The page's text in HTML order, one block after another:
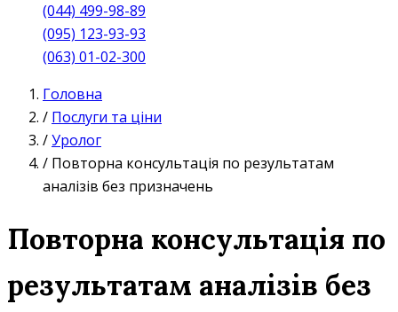
(044) 499-98-89
(095) 123-93-93
(063) 01-02-300
Головна
/ Послуги та ціни
/Уролог
/ Повторна консультація по результатам
аналізів без призначень
Повторна консультація по
результатам аналізів без